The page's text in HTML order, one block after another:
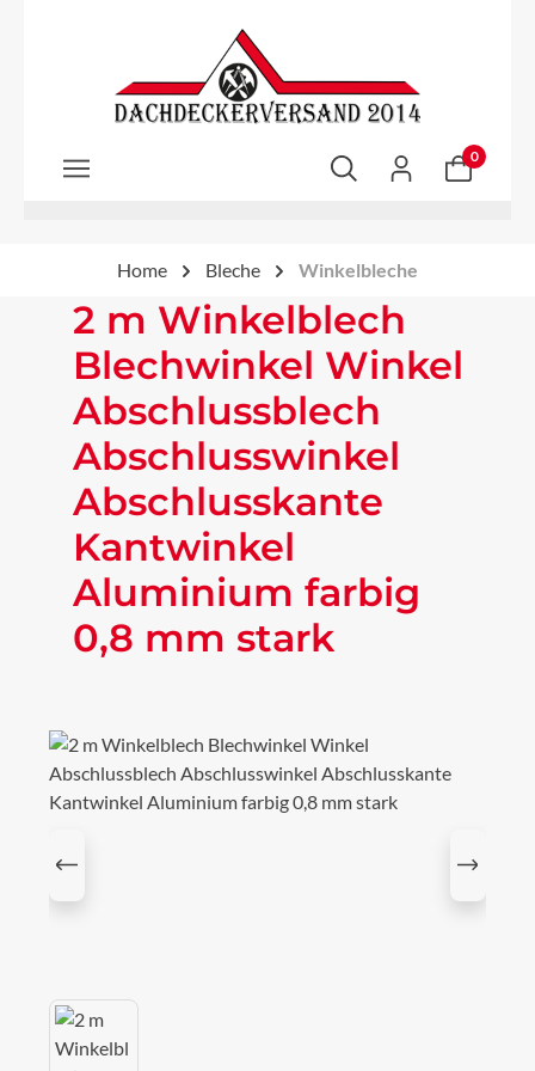
Zum Hauptinhalt springen
0
Home Bleche Winkelbleche
2 m Winkelblech
Blechwinkel Winkel
Abschlussblech
Abschlusswinkel
Abschlusskante
Kantwinkel
Aluminium farbig
0,8 mm stark
Bildergalerie überspringen